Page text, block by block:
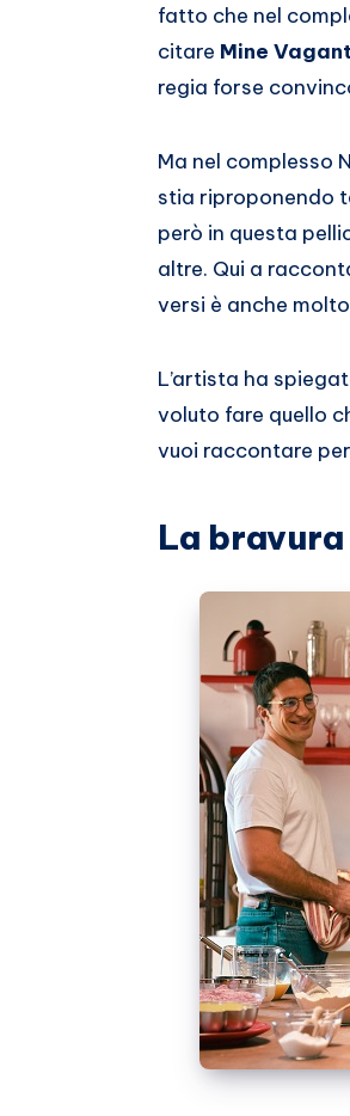
fatto che nel
citare Mine
regia forse
Ma nel complesso
stia riproponendo
però in questa
altre. Qui a
versi è anche
L’artista ha
voluto fare quello
vuoi raccontare
La